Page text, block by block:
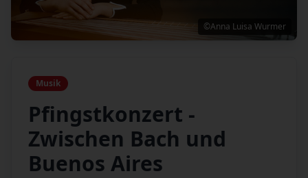
©Anna Luisa Wurmer
Musik
Pfingstkonzert -
Zwischen Bach und
Buenos Aires